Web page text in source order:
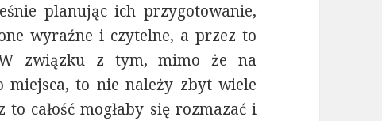
planując ich przygotowanie,
wyraźne i czytelne, a przez to
związku z tym, mimo że na
miejsca, to nie należy zbyt wiele
całość mogłaby się rozmazać i